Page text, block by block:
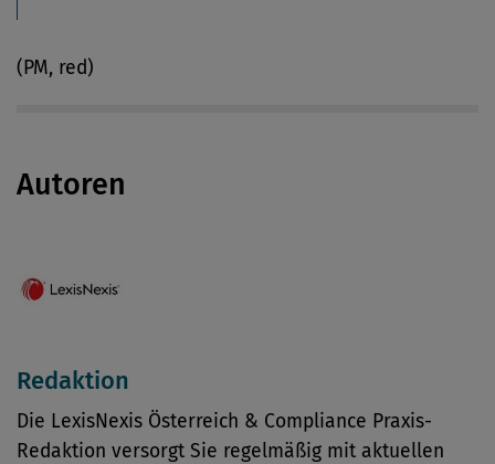
(PM, red)
Autoren
Redaktion
Die LexisNexis Österreich & Compliance Praxis-
Redaktion versorgt Sie regelmäßig mit aktuellen